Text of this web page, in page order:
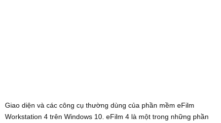
Giao diện và các công cụ thường dùng của phần mềm eFilm
Workstation 4 trên Windows 10. eFilm 4 là một trong những phần